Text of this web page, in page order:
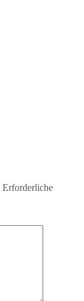
Erforderliche